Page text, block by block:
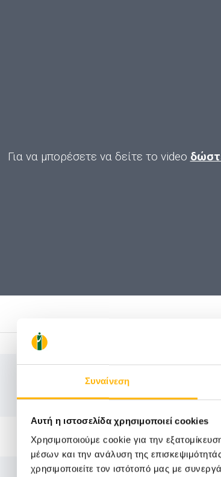
Συναίνεση
Αυτή η ιστοσελίδα χρησιμοποιεί cookies
Χρησιμοποιούμε cookie για την
μέσων και την ανάλυση της
χρησιμοποιείτε τον ιστότοπό μας με
Για να μπορέσετε να δείτε το video
ΕΠΙΣΤΗΜΟΝΙΚΗ ΔΙΑΛΕΞΗ ΙΑΣΩ Γενική
Κλινική